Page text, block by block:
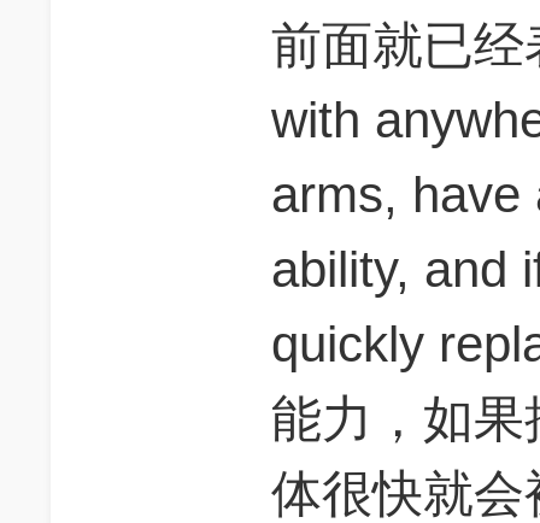
前面就已
with
arms, have
ability, and
quickly
能力，如
体很快就